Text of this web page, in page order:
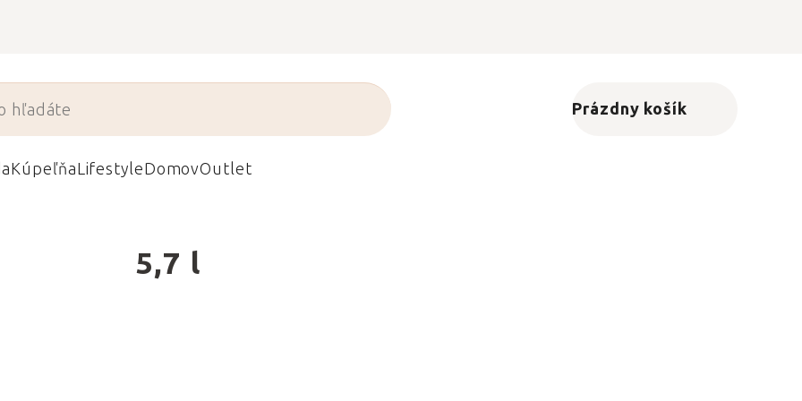
Nákupný košík
Prázdny košík
KúpeľňaLifestyleDomovOutlet
5,7 l